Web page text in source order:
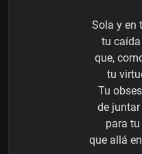
Sola y en
tu
que,
tu
Tu
de
para
que allá